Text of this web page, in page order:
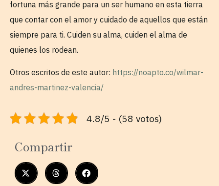
fortuna más grande para un ser humano en esta tierra
que contar con el amor y cuidado de aquellos que están
siempre para ti. Cuiden su alma, cuiden el alma de
quienes los rodean.
Otros escritos de este autor: https://noapto.co/wilmar-
andres-martinez-valencia/
4.8/5 - (58 votos)
Compartir